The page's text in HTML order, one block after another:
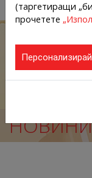
НОВИНИ
(таргетиращи
прочетете